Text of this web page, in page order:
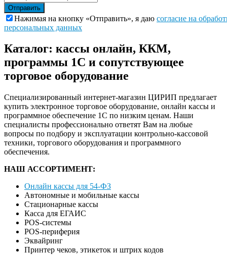
Отправить
Нажимая на кнопку «Отправить», я даю согласие на
персональных данных
Каталог: кассы онлайн, ККМ,
программы 1С и сопутствующее
торговое оборудование
Специализированный интернет-магазин ЦИРИП предлагает
купить электронное торговое оборудование, онлайн кассы и
программное обеспечение 1С по низким ценам. Наши
специалисты профессионально ответят Вам на любые
вопросы по подбору и эксплуатации контрольно-кассовой
техники, торгового оборудования и программного
обеспечения.
НАШ АССОРТИМЕНТ:
Онлайн кассы для 54-ФЗ
Автономные и мобильные кассы
Стационарные кассы
Касса для ЕГАИС
POS-системы
POS-периферия
Эквайринг
Принтер чеков, этикеток и штрих кодов